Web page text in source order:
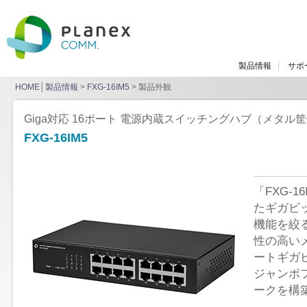
製品情報 サポ
HOME 製品情報 > FXG-16IM5 > 製品外観
Giga対応 16ポート 電源内蔵スイッチングハブ（メタル
FXG-16IM5
「FXG-
たギガビ
機能を絞
性の高い
ートギガ
ジャンボ
ークを構